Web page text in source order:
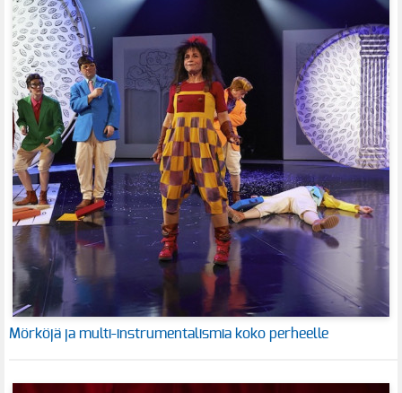
Mörköjä ja multi-instrumentalismia koko perheelle